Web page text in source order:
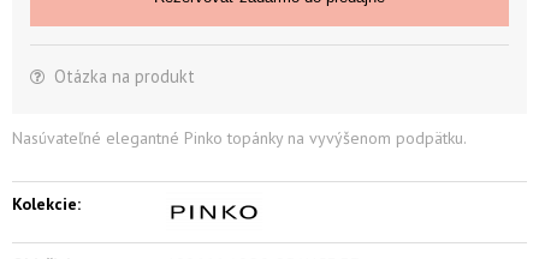
Otázka na produkt
Nasúvateľné elegantné Pinko topánky na vyvýšenom podpätku.
Kolekcie: